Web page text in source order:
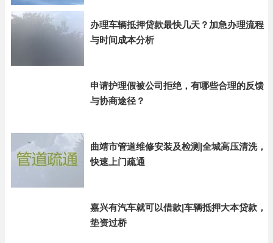
办理车辆抵押贷款最快几天？加急办理流程
与时间成本分析
申请护理假被公司拒绝，有哪些合理的反馈
与协商途径？
曲靖市管道维修安装及检测|全城高压清洗，
快速上门疏通
嘉兴有汽车就可以借款|车辆抵押大本贷款，
垫资过桥